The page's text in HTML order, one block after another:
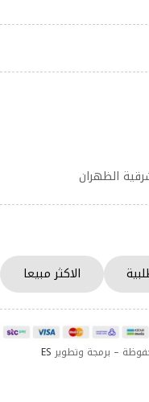
الظهران
الاكثر مبيعا
ES